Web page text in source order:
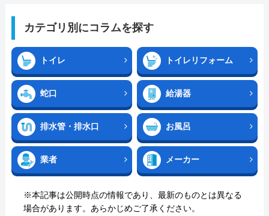
カテゴリ別にコラムを探す
トイレ トイレリフォーム
蛇口 給湯器
排水管・排水口 お風呂
業者 メーカー
※本記事は公開時点の情報であり、最新のものとは異なる
場合があります。あらかじめご了承ください。